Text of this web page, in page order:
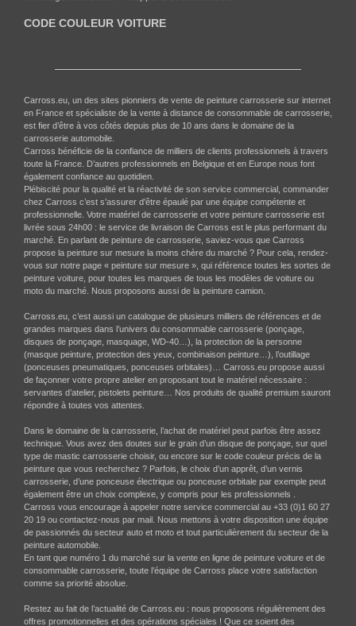
CODE COULEUR VOITURE
Carross.eu, un des sites pionniers de vente de peinture carrosserie sur internet
en France et spécialiste de la vente à distance de consommable de carrosserie,
est fier d’être à vos côtés depuis plus de 10 ans dans le domaine de la
carrosserie automobile.
Carross bénéficie de la confiance de milliers de clients professionnels à travers
toute la France. D’autres professionnels en Belgique et en Europe nous font
également confiance au quotidien.
Plébiscité pour la qualité et la réactivité de son service commercial, commander
chez Carross c’est s’assurer d’être épaulé par une équipe compétente et
professionnelle. Votre matériel de carrosserie et votre peinture carrosserie est
livrée sous 24h00 : le service de livraison de Carross est le plus performant du
marché. En parlant de peinture de carrosserie, saviez-vous que Carross
propose la peinture sur mesure la moins chère du marché ? Pour cela, rendez-
vous sur notre page « peinture sur mesure », qui référence toutes les sortes de
peinture voiture, pour toutes les marques de tous les modèles de voiture ou
moto du marché. Nous proposons aussi de la peinture camion.
Carross.eu, c’est aussi un catalogue de plusieurs milliers de références et de
grandes marques dans l’univers du consommable carrosserie (ponçage,
disques de ponçage, masquage, WD-40…), la protection de la personne
(masque peinture, protection des yeux, combinaison peinture…), l’outillage
(ponceuses pneumatiques, ponceuses orbitales)… Carross.eu propose aussi
de façonner votre propre atelier en proposant tout le matériel nécessaire :
servantes d’atelier, pistolets peinture… Nos produits de qualité premium sauront
répondre à toutes vos attentes.
Dans le domaine de la carrosserie, l’achat de matériel peut parfois être assez
technique. Vous avez des doutes sur le grain d’un disque de ponçage, sur quel
type de mastic carrosserie choisir, ou encore sur le code couleur précis de la
peinture que vous recherchez ? Parfois, le choix d’un apprêt, d’un vernis
carrosserie, d’une ponceuse électrique ou ponceuse orbitale par exemple peut
également être un choix complexe, y compris pour les professionnels .
Carross vous encourage à appeler notre service commercial au +33 (0)1 60 27
20 19 ou contactez-nous par mail. Nous mettons à votre disposition une équipe
de passionnés du secteur auto et moto et tout particulièrement du secteur de la
peinture automobile.
En tant que numéro 1 du marché sur la vente en ligne de peinture voiture et de
consommable carrosserie, toute l’équipe de Carross place votre satisfaction
comme sa priorité absolue.
Restez au fait de l’actualité de Carross.eu : nous proposons régulièrement des
offres promotionnelles et des opérations spéciales ! Que ce soient des